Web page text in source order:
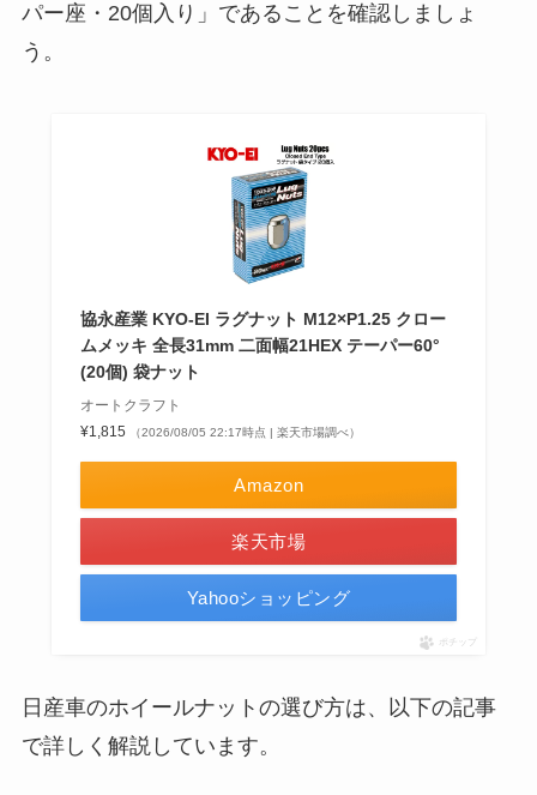
パー座・20個入り」であることを確認しましょ
う。
協永産業 KYO-EI ラグナット M12×P1.25 クロー
ムメッキ 全長31mm 二面幅21HEX テーパー60°
(20個) 袋ナット
オートクラフト
¥1,815
（2026/08/05 22:17時点 | 楽天市場調べ）
Amazon
楽天市場
Yahooショッピング
ポチップ
日産車のホイールナットの選び方は、以下の記事
で詳しく解説しています。